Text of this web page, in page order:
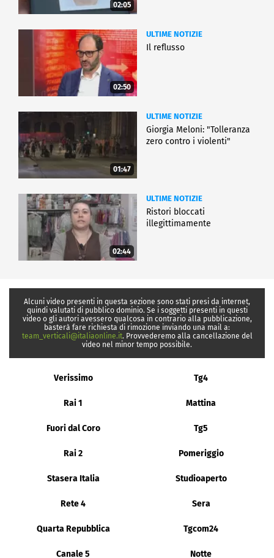
02:05
02:50
ULTIME NOTIZIE
Il reflusso
01:47
ULTIME NOTIZIE
Giorgia Meloni: "Tolleranza
zero contro i violenti"
02:44
ULTIME NOTIZIE
Ristori bloccati
illegittimamente
Alcuni video presenti in questa sezione sono stati presi da internet,
quindi valutati di pubblico dominio. Se i soggetti presenti in questi
video o gli autori avessero qualcosa in contrario alla pubblicazione,
basterà fare richiesta di rimozione inviando una mail a:
team_verticali@italiaonline.it. Provvederemo alla cancellazione del
video nel minor tempo possibile.
Verissimo Tg4
Rai 1 Mattina
Fuori dal Coro Tg5
Rai 2 Pomeriggio
Stasera Italia Studioaperto
Rete 4 Sera
Quarta Repubblica Tgcom24
Canale 5 Notte